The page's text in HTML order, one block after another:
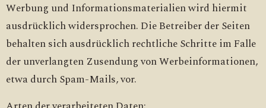
Werbung und Informationsmaterialien wird hiermit
ausdrücklich widersprochen. Die Betreiber der Seiten
behalten sich ausdrücklich rechtliche Schritte im Falle
der unverlangten Zusendung von Werbeinformationen,
etwa durch Spam-Mails, vor.